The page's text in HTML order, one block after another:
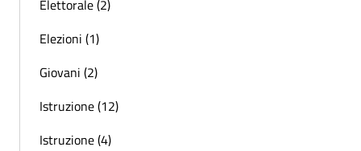
Elettorale (2)
Elezioni (1)
Giovani (2)
Istruzione (12)
Istruzione (4)